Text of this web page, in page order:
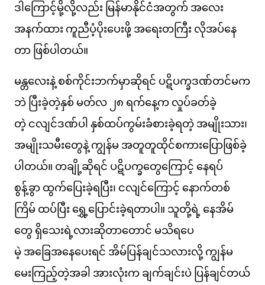
ဒါကြောင့်မို့လို့လည်း မြန်မာနိုင်ငံအတွက် အလေး
အနက်ထား ကူညီပံ့ပိုးပေးဖို့ အရေးတကြီး လိုအပ်နေ
တာ ဖြစ်ပါတယ်။
မန္တလေးနဲ့ စစ်ကိုင်းဘက်မှာဆိုရင် ပဋိပက္ခဒဏ်တင်မက
ဘဲ ပြီးခဲ့တဲ့နှစ် မတ်လ ၂၈ ရက်နေ့က လှုပ်ခတ်ခဲ့
တဲ့ ငလျင်ဒဏ်ပါ နှစ်ထပ်ကွမ်းခံစားခဲ့ရတဲ့ အမျိုးသား၊
အမျိုးသမီးတွေနဲ့ ကျွန်မ အတူတူထိုင်စကားပြောဖြစ်ခဲ့
ပါတယ်။ တချို့ဆိုရင် ပဋိပက္ခတွေကြောင့် နေရပ်
စွန့်ခွာ ထွက်ပြေးခဲ့ရပြီး၊ ငလျင်ကြောင့် နောက်တစ်
ကြိမ် ထပ်ပြီး ရွှေ့ပြောင်းခဲ့ရတာပါ။ သူတို့ရဲ့ နေအိမ်
တွေ ရှိသေးရဲ့လားဆိုတာတောင် မသိရပေ
မဲ့ အခြေအနေပေးရင် အိမ်ပြန်ချင်သလားလို့ ကျွန်မ
မေးကြည့်တဲ့အခါ အားလုံးက ချက်ချင်းပဲ ပြန်ချင်တယ်